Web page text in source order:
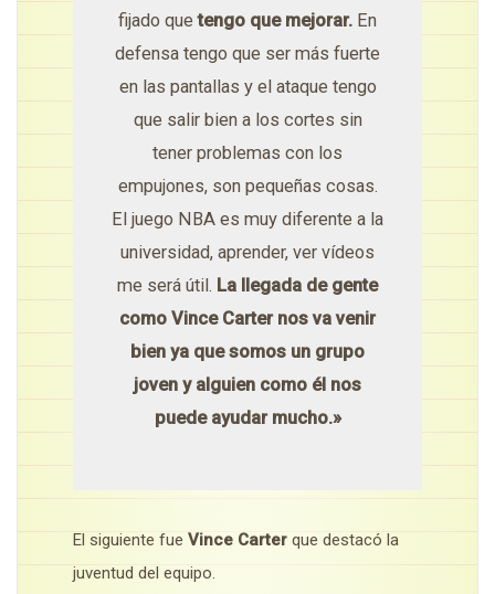
fijado quetengo que mejorar. En
defensa tengo que ser más fuerte
en las pantallas y el ataque tengo
que salir bien a los cortes sin
tener problemas con los
empujones, son pequeñas cosas.
El juego NBA es muy diferente a la
universidad, aprender, ver vídeos
me será útil. La llegada de gente
como Vince Carter nos va venir
bien ya que somos un grupo
joven y alguien como él nos
puede ayudar mucho.»
El siguiente fue Vince Carter que destacó la
juventud del equipo.